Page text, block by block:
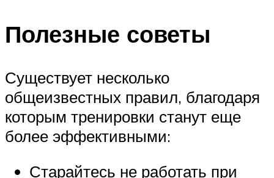
Полезные советы
Существует несколько
общеизвестных правил, благодаря
которым тренировки станут еще
более эффективными:
Старайтесь не работать при